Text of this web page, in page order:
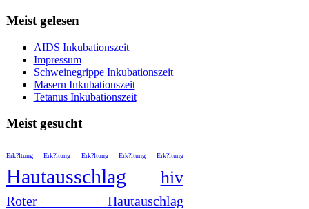
Meist gelesen
AIDS Inkubationszeit
Impressum
Schweinegrippe Inkubationszeit
Masern Inkubationszeit
Tetanus Inkubationszeit
Meist gesucht
Erk?ltung Erk?ltung Erk?ltung Erk?ltung Erk?ltung
Hautausschlag hiv
Roter Hautauschlag